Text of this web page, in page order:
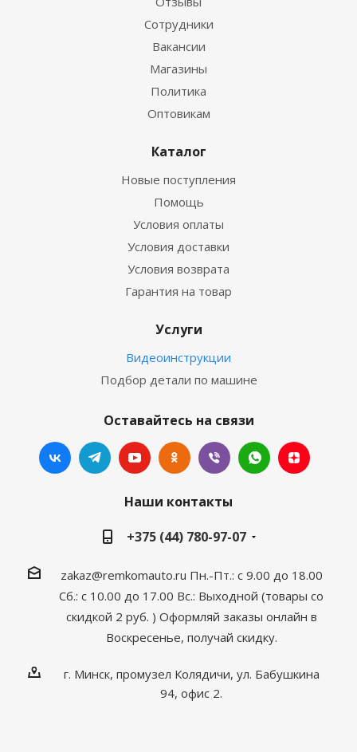
Сотрудники
Вакансии
Магазины
Политика
Оптовикам
Каталог
Новые поступления
Помощь
Условия оплаты
Условия доставки
Условия возврата
Гарантия на товар
Услуги
Видеоинструкции
Подбор детали по машине
Оставайтесь на связи
Наши контакты
+375 (44) 780-97-07
zakaz@remkomauto.ru Пн.-Пт.: с 9.00 до 18.00
Сб.: с 10.00 до 17.00 Вс.: Выходной (товары со
скидкой 2 руб. ) Оформляй заказы онлайн в
Воскресенье, получай скидку.
г. Минск, промузел Колядичи, ул. Бабушкина
94, офис 2.